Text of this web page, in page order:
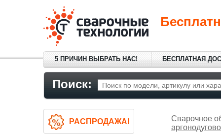
5 ПРИЧИН ВЫБРАТЬ НАС! БЕСПЛАТНАЯ
Поиск:
Сварочное
РАСПРОДАЖА!